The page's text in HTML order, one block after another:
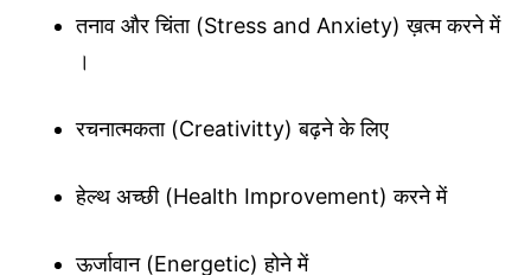
तनाव और चिंता (Stress and Anxiety) ख़त्म करने में
।
रचनात्मकता (Creativitty) बढ़ने के लिए
हेल्थ अच्छी (Health Improvement) करने में
ऊर्जावान (Energetic) होने में